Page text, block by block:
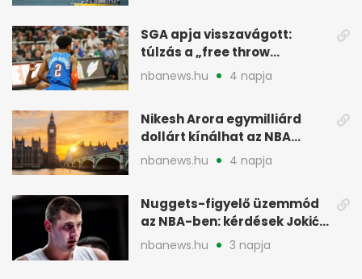
SGA apja visszavágott:
túlzás a „free throw
merchant” címke?
nbanews.hu 4 napja
Nikesh Arora egymilliárd
dollárt kínálhat az NBA
Europe londoni csapatáért
nbanews.hu 4 napja
Nuggets-figyelő üzemmód
az NBA-ben: kérdések Jokić
jövőjéről
nbanews.hu 3 napja